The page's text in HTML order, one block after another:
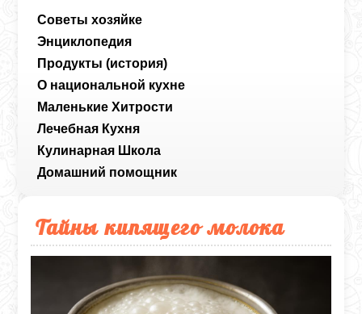
Советы хозяйке
Энциклопедия
Продукты (история)
О национальной кухне
Маленькие Хитрости
Лечебная Кухня
Кулинарная Школа
Домашний помощник
Тайны кипящего молока